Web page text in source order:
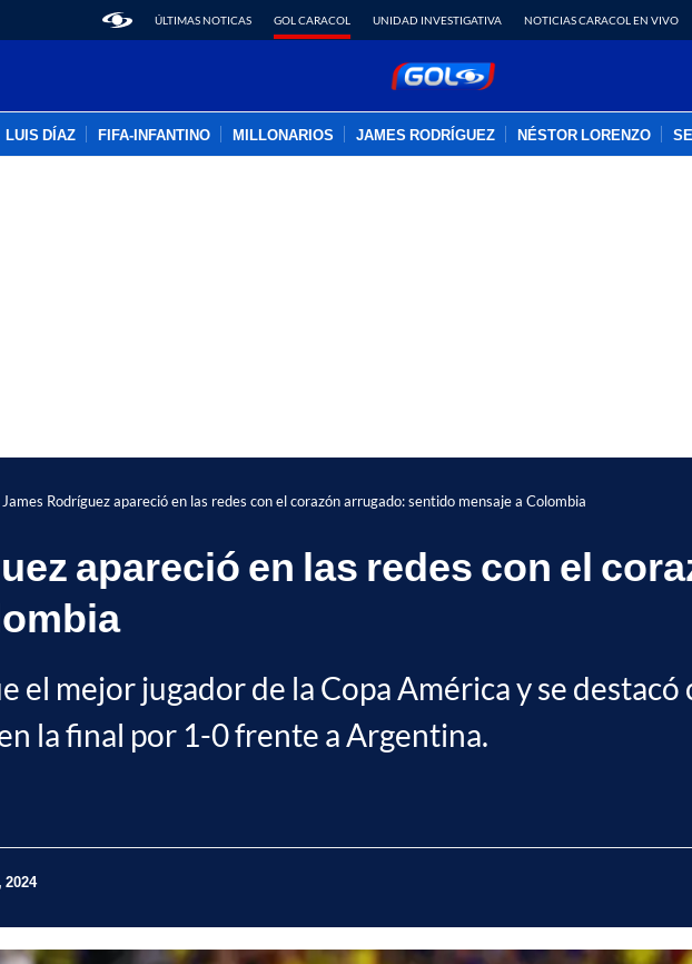
ÚLTIMAS NOTICAS GOL CARACOL UNIDAD INVESTIGATIVA NOTICIAS CARACOL EN VIVO
LUIS DÍAZ FIFA-INFANTINO MILLONARIOS JAMES RODRÍGUEZ NÉSTOR LORENZO
James Rodríguez apareció en las redes con el corazón arrugado: sentido mensaje a Colombia
apareció en las redes con el
el mejor jugador de la Copa América y se
la final por 1-0 frente a Argentina.
2024